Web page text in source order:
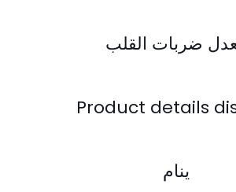
ضربات القلب
Product details
ينام